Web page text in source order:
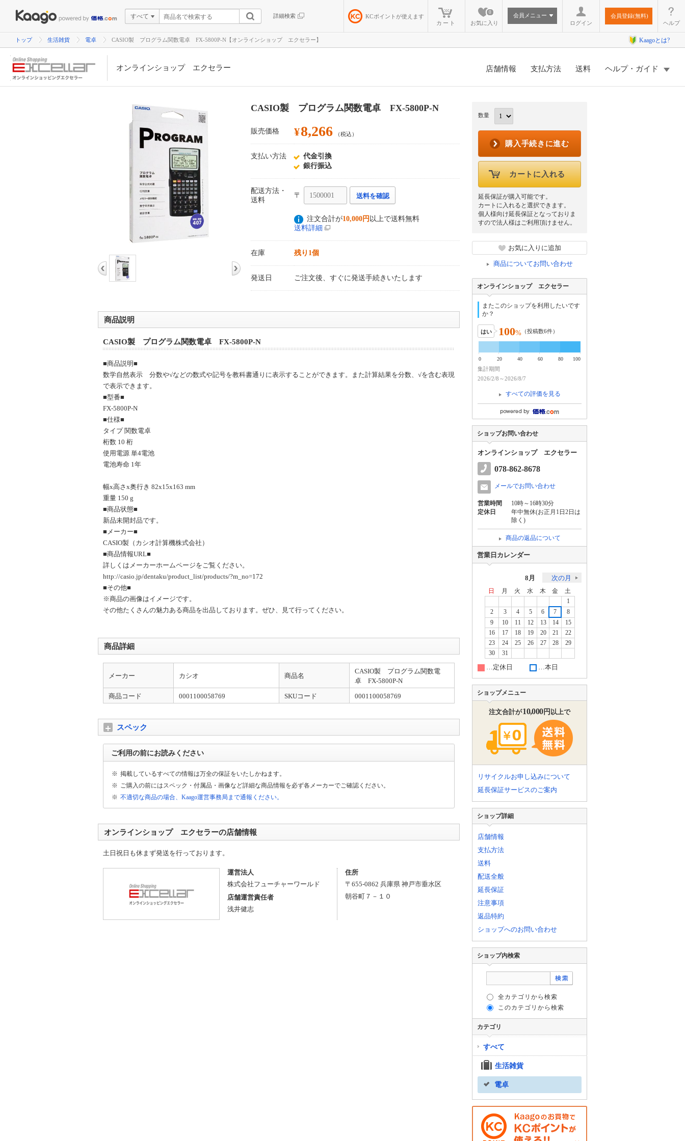
すべて 詳細検索 KCポイントが使えます
カート
お気に入り
0
会員メニュー
ログイン
会員登録(無料)
ヘルプ
トップ 生活雑貨 電卓 CASIO製 プログラム関数電卓 FX-5800P-N【オンラインショップ エクセラー】 Kaagoとは?
オンラインショップ エクセラー 店舗情報 支払方法 送料 ヘルプ・ガイド
CASIO製 プログラム関数電卓 FX-5800P-N
販売価格 ¥8,266 （税込）
支払い方法
代金引換
銀行振込
配送方法・
送料
〒 送料を確認
注文合計が10,000円 以上で送料無料
送料詳細
在庫 残り1個
発送日 ご注文後、すぐに発送手続きいたします
商品説明
CASIO製 プログラム関数電卓 FX-5800P-N
■商品説明■
数学自然表示 分数や√などの数式や記号を教科書通りに表示することができます。また計算結果を分数、√を含む表現
で表示できます。
■型番■
FX-5800P-N
■仕様■
タイプ 関数電卓
桁数 10 桁
使用電源 単4電池
電池寿命 1年
幅x高さx奥行き 82x15x163 mm
重量 150 g
■商品状態■
新品未開封品です。
■メーカー■
CASIO製（カシオ計算機株式会社）
■商品情報URL■
詳しくはメーカーホームページをご覧ください。
http://casio.jp/dentaku/product_list/products/?m_no=172
■その他■
※商品の画像はイメージです。
その他たくさんの魅力ある商品を出品しております。ぜひ、見て行ってください。
商品詳細
メーカー カシオ 商品名
CASIO製 プログラム関数電
卓 FX-5800P-N
商品コード
0001100058769 SKUコード 0001100058769
スペック
ご利用の前にお読みください
※ 掲載しているすべての情報は万全の保証をいたしかねます。
※ ご購入の前にはスペック・付属品・画像など詳細な商品情報を必ず各メーカーでご確認ください。
※ 不適切な商品の場合、Kaago運営事務局まで通報ください。
オンラインショップ エクセラーの店舗情報
土日祝日も休まず発送を行っております。
運営法人
株式会社フューチャーワールド
店舗運営責任者
浅井健志
住所
〒 655-0862 兵庫県 神戸市垂水区
朝谷町７－１０
数量
購入手続きに進む
カートに入れる
延長保証が購入可能です。
カートに入れると選択できます。
個人様向け延長保証となっておりま
すので法人様はご利用頂けません。
お気に入りに追加
商品についてお問い合わせ
オンラインショップ エクセラー
またこのショップを利用したいです
か？
はい 100% （投稿数6件）
0 20 40 60 80 100
集計期間
2026/2/8～2026/8/7
すべての評価を見る
ショップお問い合わせ
オンラインショップ エクセラー
078-862-8678
メールでお問い合わせ
営業時間
10時～16時30分
定休日
年中無休(お正月1日2日は
除く)
商品の返品について
営業日カレンダー
8月 次の月
日 月 火 水 木 金
土
1
2
3 4 5 6 7
8
9
10 11 12 13 14
15
16
17 18 19 20 21
22
23
24 25 26 27 28
29
30
31
…定休日 …本日
ショップメニュー
注文合計が10,000 円 以上で
リサイクルお申し込みについて
延長保証サービスのご案内
ショップ詳細
店舗情報
支払方法
送料
配送全般
延長保証
注意事項
返品特約
ショップへのお問い合わせ
ショップ内検索
全カテゴリから検索
このカテゴリから検索
カテゴリ
すべて
生活雑貨
電卓